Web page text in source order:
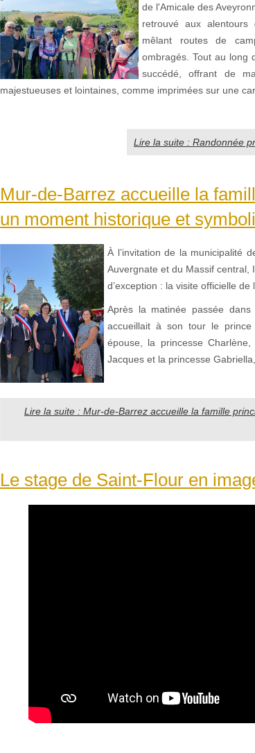
de l'Amicale des
retrouvé aux
mêlant routes de
ombragés. Tout au long
succédé, offrant de
majestueuses et lointaines, comme imprimées sur une
Lire la suite : Randonnée
Mur-de-Barrez accueille la
un moment historique et
À l’invitation de la municipalité
Auvergnate et du Massif central,
d’exception : la visite officielle
Après la matinée passée
accueillait à son tour le
épouse, la princesse
Jacques et la princesse
Lire la suite : Mur-de-Barrez accueille la famille
Le stage de Saint-Flour en